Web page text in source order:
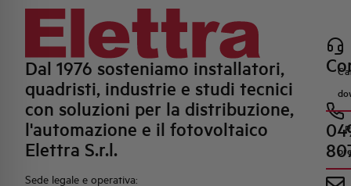
Dal 1976 sosteniamo installatori,
quadristi, industrie e studi tecnici
con soluzioni per la distribuzione,
l'automazione e il fotovoltaico
Elettra S.r.l.
Sede legale e operativa: